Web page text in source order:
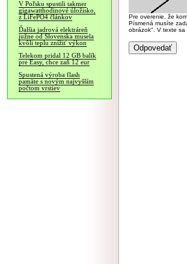
V Poľsku spustili takmer
gigawatthodinové úložisko,
z LiFePO4 článkov
Ďalšia jadrová elektráreň
južne od Slovenska musela
kvôli teplu znížiť výkon
Telekom pridal 12 GB balík
pre Easy, chce zaň 12 eur
Spustená výroba flash
pamäte s novým najvyšším
počtom vrstiev
Pre overenie, že
Písmená musíte
obrázok". V texte sa